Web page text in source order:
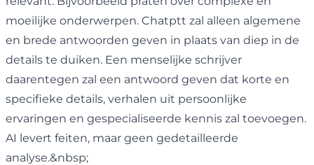
moeilijke onderwerpen. Chatptt zal alleen algemene
en brede antwoorden geven in plaats van diep in de
details te duiken. Een menselijke schrijver
daarentegen zal een antwoord geven dat korte en
specifieke details, verhalen uit persoonlijke
ervaringen en gespecialiseerde kennis zal toevoegen.
AI levert feiten, maar geen gedetailleerde
analyse.&nbsp;